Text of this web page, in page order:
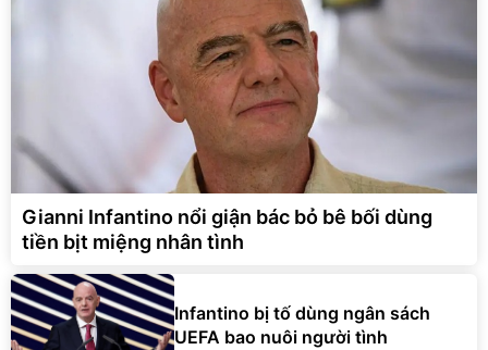
Gianni Infantino nổi giận bác bỏ bê bối dùng
tiền bịt miệng nhân tình
Infantino bị tố dùng ngân sách
UEFA bao nuôi người tình